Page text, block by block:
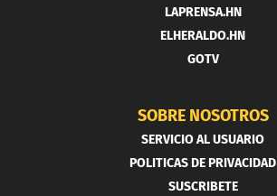
LAPRENSA.HN
ELHERALDO.HN
GOTV
SOBRE NOSOTROS
SERVICIO AL USUARIO
POLITICAS DE PRIVACIDAD
SUSCRIBETE